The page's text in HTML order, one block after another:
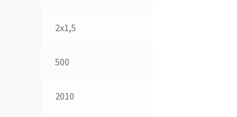
2х1,5
500
2010